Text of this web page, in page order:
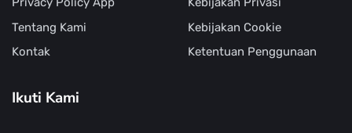
Tentang Kami
Kontak
Kebijakan Cookie
Ketentuan Penggunaan
Ikuti Kami